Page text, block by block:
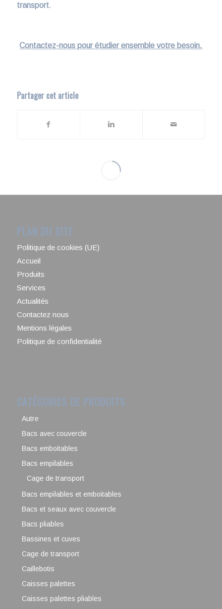
transport.
Contactez-nous pour étudier ensemble votre besoin.
Partager cet article
PLAN DU SITE
Politique de cookies (UE)
Accueil
Produits
Services
Actualités
Contactez nous
Mentions légales
Politique de confidentialité
CATÉGORIES DE PRODUITS
Autre
Bacs avec couvercle
Bacs emboitables
Bacs empilables
Cage de transport
Bacs empilables et emboitables
Bacs et seaux avec couvercle
Bacs pliables
Bassines et cuves
Cage de transport
Caillebotis
Caisses palettes
Caisses palettes pliables